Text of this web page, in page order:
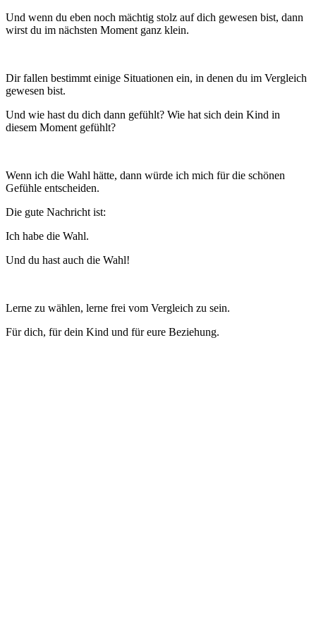
Und wenn du eben noch mächtig stolz auf dich gewesen bist, dann
wirst du im nächsten Moment ganz klein.
Dir fallen bestimmt einige Situationen ein, in denen du im Vergleich
gewesen bist.
Und wie hast du dich dann gefühlt? Wie hat sich dein Kind in
diesem Moment gefühlt?
Wenn ich die Wahl hätte, dann würde ich mich für die schönen
Gefühle entscheiden.
Die gute Nachricht ist:
Ich habe die Wahl.
Und du hast auch die Wahl!
Lerne zu wählen, lerne frei vom Vergleich zu sein.
Für dich, für dein Kind und für eure Beziehung.